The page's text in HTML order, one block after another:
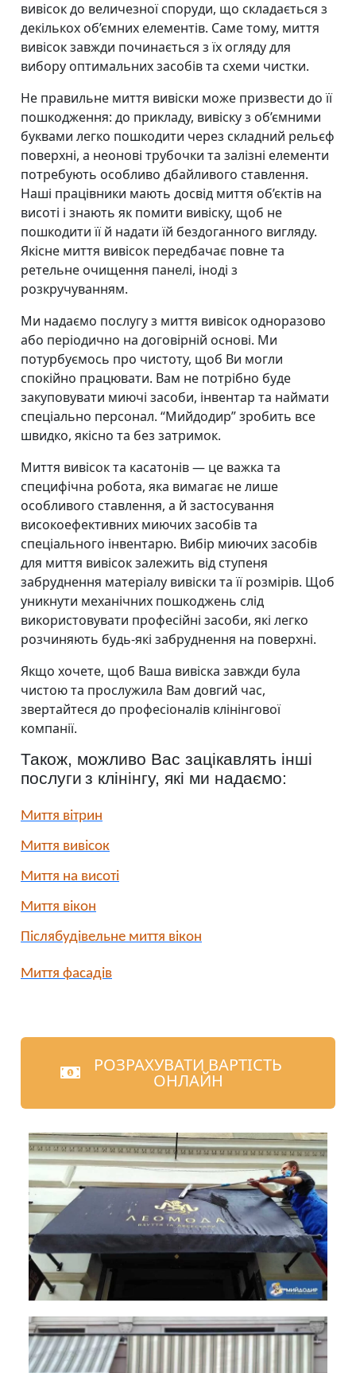
вивісок до величезної споруди, що складається з
декількох об’ємних елементів. Саме тому, миття
вивісок завжди починається з їх огляду для
вибору оптимальних засобів та схеми чистки.
Не правильне миття вивіски може призвести до її
пошкодження: до прикладу, вивіску з об’ємними
буквами легко пошкодити через складний рельєф
поверхні, а неонові трубочки та залізні елементи
потребують особливо дбайливого ставлення.
Наші працівники мають досвід миття об’єктів на
висоті і знають як помити вивіску, щоб не
пошкодити її й надати їй бездоганного вигляду.
Якісне миття вивісок передбачає повне та
ретельне очищення панелі, іноді з
розкручуванням.
Ми надаємо послугу з миття вивісок одноразово
або періодично на договірній основі. Ми
потурбуємось про чистоту, щоб Ви могли
спокійно працювати. Вам не потрібно буде
закуповувати миючі засоби, інвентар та наймати
спеціально персонал. “Мийдодир” зробить все
швидко, якісно та без затримок.
Миття вивісок та касатонів — це важка та
специфічна робота, яка вимагає не лише
особливого ставлення, а й застосування
високоефективних миючих засобів та
спеціального інвентарю. Вибір миючих засобів
для миття вивісок залежить від ступеня
забруднення матеріалу вивіски та її розмірів. Щоб
уникнути механічних пошкоджень слід
використовувати професійні засоби, які легко
розчиняють будь-які забруднення на поверхні.
Якщо хочете, щоб Ваша вивіска завжди була
чистою та прослужила Вам довгий час,
звертайтеся до професіоналів клінінгової
компанії.
Також, можливо Вас зацікавлять інші
послуги з клінінгу, які ми надаємо:
Миття вітрин
Миття вивісок
Миття на висоті
Миття вікон
Післябудівельне миття вікон
Миття фасадів
РОЗРАХУВАТИ ВАРТІСТЬ
ОНЛАЙН